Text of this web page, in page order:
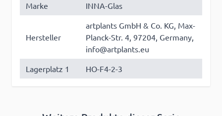
Marke
INNA-Glas
Hersteller
artplants GmbH & Co. KG, Max-
Planck-Str. 4, 97204, Germany,
info@artplants.eu
Lagerplatz 1
HO-F4-2-3